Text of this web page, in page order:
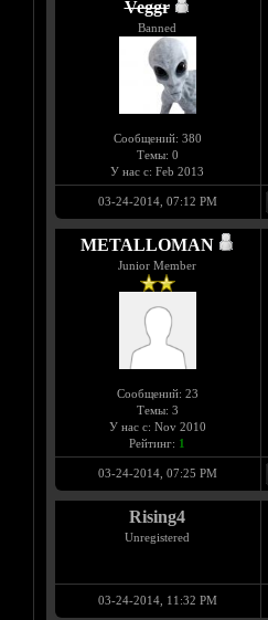
Veggr
Banned
Сообщений: 380
Темы: 0
У нас с: Feb 2013
03-24-2014, 07:12 PM
METALLOMAN
Junior Member
Сообщений: 23
Темы: 3
У нас с: Nov 2010
Рейтинг: 1
03-24-2014, 07:25 PM
Rising4
Unregistered
03-24-2014, 11:32 PM